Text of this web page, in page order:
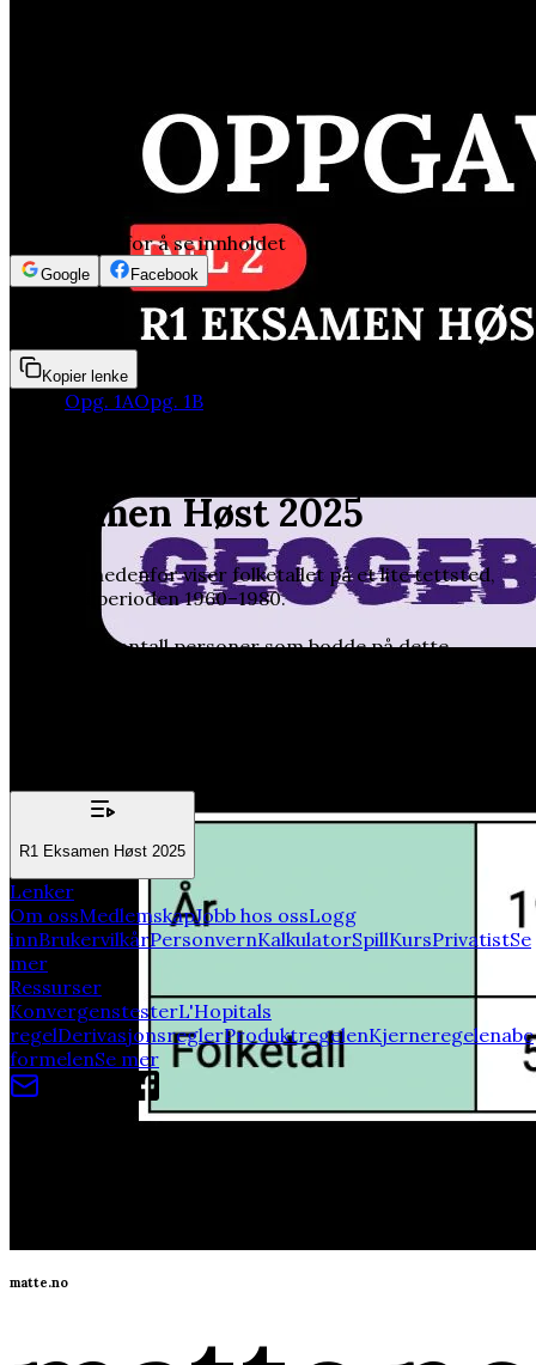
Logg inn for å se innholdet
Google Facebook
Kopier lenke
Opg. 1AOpg. 1B
Eksamen Høst 2025
Tabellen nedenfor viser folketallet på et lite tettsted,
noen år i perioden 1960–1980.
c) Når økte antall personer som bodde på dette
R1 Eksamen Høst 2025
Lenker
Om ossMedlemskapJobb hos ossLogg
innBrukervilkårPersonvernKalkulatorSpillKursPrivatistSe
mer
Ressurser
KonvergenstesterL'Hopitals
regelDerivasjonsreglerProduktregelenKjerneregelenabc
formelenSe mer
matte.no